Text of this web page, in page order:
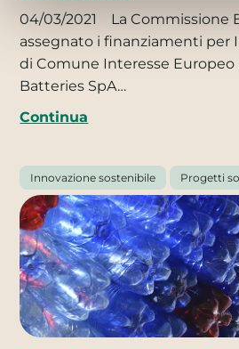
04/03/2021
La Commissione
assegnato i finanziamenti
di Comune Interesse Europeo
Batteries SpA…
Continua
Innovazione sostenibile Progetti